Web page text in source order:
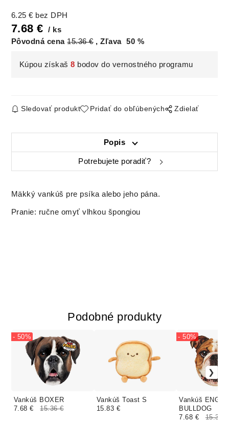
6.25 € bez DPH
7.68 €
ks
Pôvodná cena 15.36€ Zľava 50 %
Kúpou získaš8 bodov do vernostného programu
Sledovať produkt Pridať do obľúbených Zdielať
Popis
Potrebujete poradiť?
Mäkký vankúš pre psíka alebo jeho pána.
Pranie: ručne omyť vlhkou špongiou
Podobné produkty
Vankúš BOXER
- 50%
7.68 € 15.36 €
Vankúš Toast S
15.83 €
Vankúš
BULLDOG
- 50%
7.68 € 15.36 €